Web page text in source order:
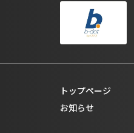
トップページ
お知らせ